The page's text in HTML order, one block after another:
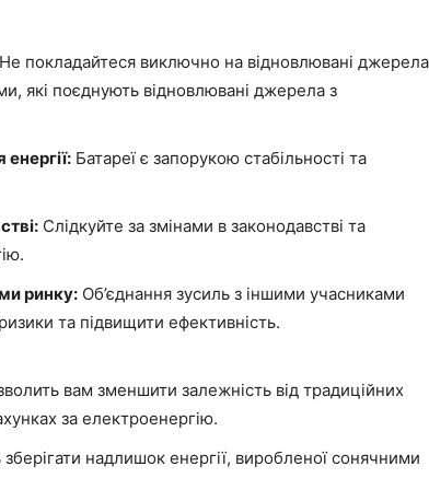
Не покладайтеся виключно на відновлювані джерела
які поєднують відновлювані джерела з
енергії: Батареї є запорукою стабільності та
Слідкуйте за змінами в законодавстві та
ринку: Об’єднання зусиль з іншими учасниками
та підвищити ефективність.
вам зменшити залежність від традиційних
за електроенергію.
надлишок енергії, виробленої сонячними